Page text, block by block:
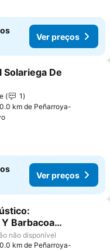
Ver preços
aos favoritos
Solariega De
1
km de Peñarroya-
Ver preços
aos favoritos
Barbacoa
não disponível
km de Peñarroya-